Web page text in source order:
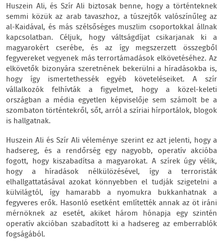
Huszein Ali, és Szír Ali biztosak benne, hogy a történteknek
semmi közük az arab tavaszhoz, a túszejtők valószínűleg az
al-Kaidával, és más szélsőséges muszlim csoportokkal állnak
kapcsolatban. Céljuk, hogy váltságdíjat csikarjanak ki a
magyarokért cserébe, és az így megszerzett összegből
fegyvereket vegyenek más terrortámadások elkövetéséhez. Az
elkövetők bizonyára szeretnének bekerülni a híradásokba is,
hogy így ismertethessék egyéb követeléseiket. A szír
vállalkozók felhívták a figyelmet, hogy a közel-keleti
országban a média egyetlen képviselője sem számolt be a
szombaton történtekről, sőt, arról a szíriai hírportálok, blogok
is hallgatnak.
Huszein Ali és Szír Ali véleménye szerint ez azt jelenti, hogy a
hadsereg, és a rendőrség egy nagyobb, operatív akcióba
fogott, hogy kiszabadítsa a magyarokat. A szírek úgy vélik,
hogy a híradások nélkülözésével, így a terroristák
elhallgattatásával azokat könnyebben el tudják szigetelni a
külvilágtól, így hamarabb a nyomukra bukkanhatnak a
fegyveres erők. Hasonló esetként említették annak az öt iráni
mérnöknek az esetét, akiket három hónapja egy szintén
operatív akcióban szabadított ki a hadsereg az emberrablók
fogságából.